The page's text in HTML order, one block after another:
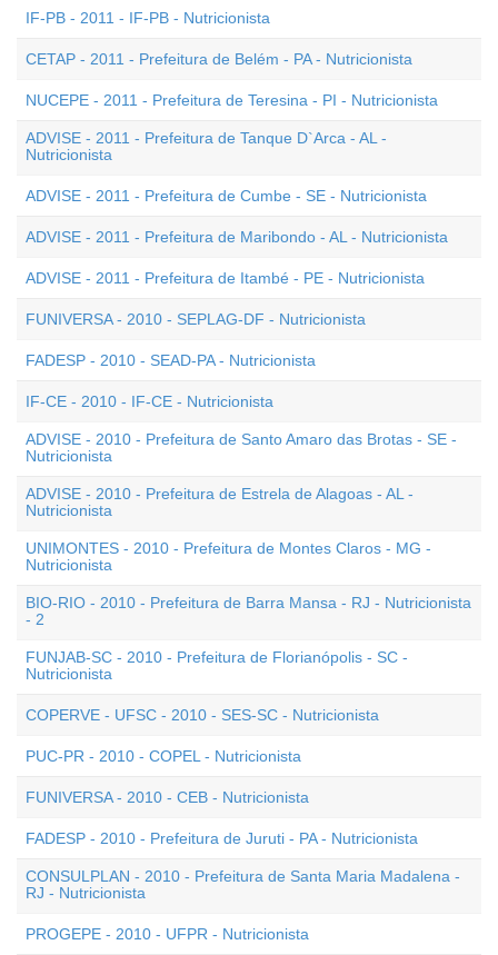
IF-PB - 2011 - IF-PB - Nutricionista
CETAP - 2011 - Prefeitura de Belém - PA - Nutricionista
NUCEPE - 2011 - Prefeitura de Teresina - PI - Nutricionista
ADVISE - 2011 - Prefeitura de Tanque D`Arca - AL -
Nutricionista
ADVISE - 2011 - Prefeitura de Cumbe - SE - Nutricionista
ADVISE - 2011 - Prefeitura de Maribondo - AL - Nutricionista
ADVISE - 2011 - Prefeitura de Itambé - PE - Nutricionista
FUNIVERSA - 2010 - SEPLAG-DF - Nutricionista
FADESP - 2010 - SEAD-PA - Nutricionista
IF-CE - 2010 - IF-CE - Nutricionista
ADVISE - 2010 - Prefeitura de Santo Amaro das Brotas - SE -
Nutricionista
ADVISE - 2010 - Prefeitura de Estrela de Alagoas - AL -
Nutricionista
UNIMONTES - 2010 - Prefeitura de Montes Claros - MG -
Nutricionista
BIO-RIO - 2010 - Prefeitura de Barra Mansa - RJ - Nutricionista
- 2
FUNJAB-SC - 2010 - Prefeitura de Florianópolis - SC -
Nutricionista
COPERVE - UFSC - 2010 - SES-SC - Nutricionista
PUC-PR - 2010 - COPEL - Nutricionista
FUNIVERSA - 2010 - CEB - Nutricionista
FADESP - 2010 - Prefeitura de Juruti - PA - Nutricionista
CONSULPLAN - 2010 - Prefeitura de Santa Maria Madalena -
RJ - Nutricionista
PROGEPE - 2010 - UFPR - Nutricionista